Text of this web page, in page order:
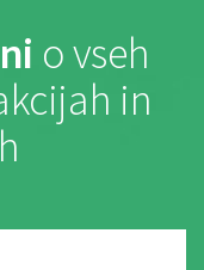
o vseh
in